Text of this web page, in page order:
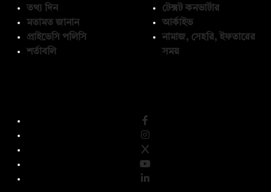
তথ্য দিন
মতামত জানান
প্রাইভেসি পলিসি
শর্তাবলি
টেক্সট কনভার্টার
আর্কাইভ
নামাজ, সেহরি, ইফতারের
সময়